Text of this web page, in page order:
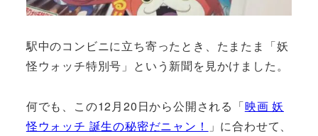
駅中のコンビニに立ち寄ったとき、たまたま「妖
怪ウォッチ特別号」という新聞を見かけました。
何でも、この12月20日から公開される「映画 妖
怪ウォッチ 誕生の秘密だニャン！
」に合わせて、